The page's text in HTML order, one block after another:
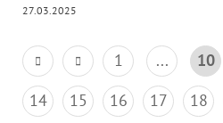
27.03.2025
1 ... 10
14
15 16 17 18